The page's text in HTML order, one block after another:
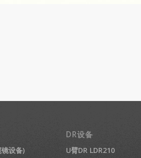
设备)
DR设备
U臂DR LDR210